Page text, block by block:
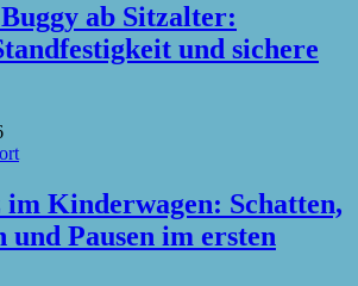
ab Sitzalter:
und sichere
im Kinderwagen: Schatten,
und Pausen im ersten